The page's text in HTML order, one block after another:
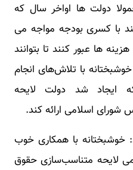
دولت ها اواخر سال که
با کسری بودجه مواجه می
ها عبور کنند تا بتوانند
با تلاش‌های انجام
ایجاد شد دولت لایحه
اسلامی ارائه کند.
با همکاری خوب
لایحه متناسب‌سازی حقوق